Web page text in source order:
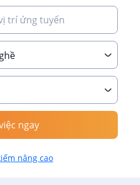
ngay
nâng cao